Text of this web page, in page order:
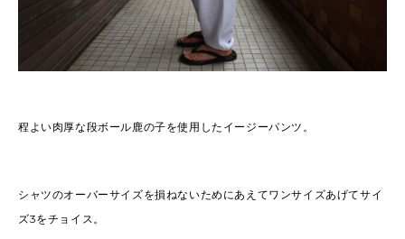
程よい肉厚な段ボール鹿の子を使用したイージーパンツ。
シャツのオーバーサイズを損ねないためにあえてワンサイズあげてサイ
ズ3をチョイス。